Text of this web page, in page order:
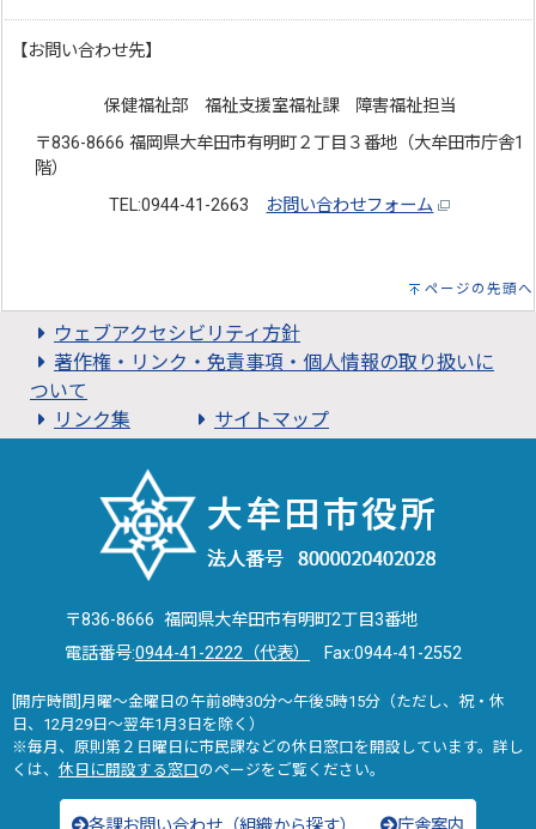
【お問い合わせ先】
保健福祉部 福祉支援室福祉課 障害福祉担当
〒836-8666 福岡県大牟田市有明町２丁目３番地（大牟田市庁舎1
階）
TEL:0944-41-2663
お問い合わせフォーム
ページの先頭へ
ウェブアクセシビリティ方針
著作権・リンク・免責事項・個人情報の取り扱いに
ついて
リンク集
サイトマップ
〒836-8666 福岡県大牟田市有明町2丁目3番地
電話番号:0944-41-2222（代表） Fax:0944-41-2552
[開庁時間]月曜～金曜日の午前8時30分～午後5時15分（ただし、祝・休
日、12月29日～翌年1月3日を除く）
※毎月、原則第２日曜日に市民課などの休日窓口を開設しています。詳し
くは、 休日に開設する窓口のページをご覧ください。